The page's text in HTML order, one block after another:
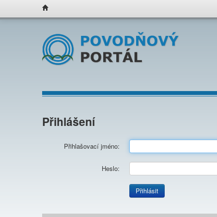
Přihlášení
Přihlašovací jméno:
Heslo:
Přihlásit